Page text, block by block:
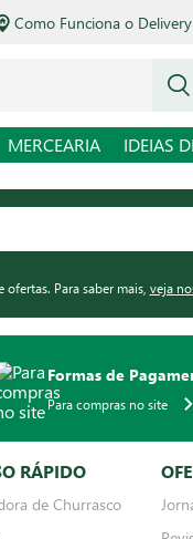
Como Funciona o Delivery
MERCEARIA IDEIAS
Para saber mais, veja
Formas de
Para compras no site
RÁPIDO
de Churrasco